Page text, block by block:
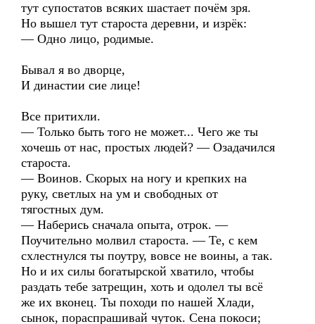
тут супостатов всяких шастает почём зря.
Но вышел тут староста деревни, и изрёк:
— Одно лицо, родимые.
Бывал я во дворце,
И династии сие лице!
Все притихли.
— Только быть того не может... Чего же ты
хочешь от нас, простых людей? — Озадачился
староста.
— Воинов. Скорых на ногу и крепких на
руку, светлых на ум и свободных от
тягостных дум.
— Наберись сначала опыта, отрок. —
Поучительно молвил староста. — Те, с кем
схлестнулся ты поутру, вовсе не воины, а так.
Но и их силы богатырской хватило, чтобы
раздать тебе затрещин, хоть и одолел ты всё
же их вконец. Ты походи по нашей Хлади,
сынок, пораспрашивай чуток. Сена покоси;